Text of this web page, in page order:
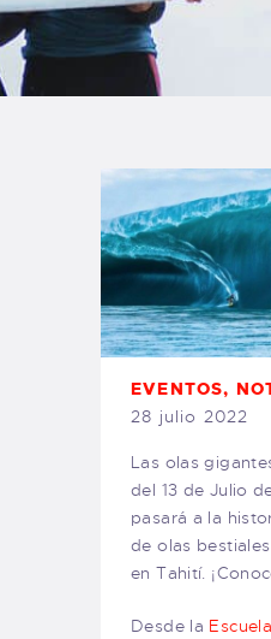
TIENDA FAMILY
WEBCAM
PEDIDOS
EVENTOS,
28 julio 2022
Las olas
del 13 de Julio
pasará a la
de olas
en Tahití.
Desde la